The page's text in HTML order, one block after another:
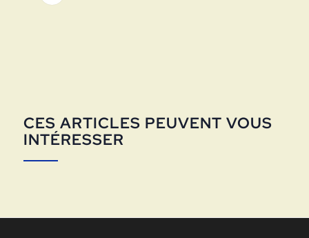
CES ARTICLES PEUVENT VOUS
INTÉRESSER